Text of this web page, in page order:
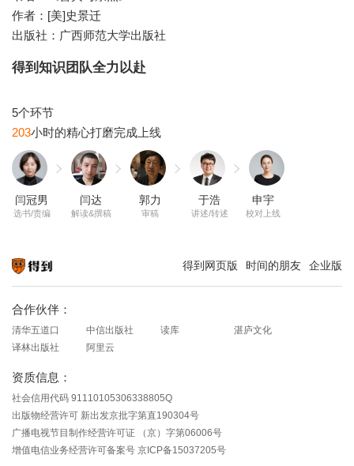
作者：[美]史景迁
出版社：广西师范大学出版社
得到知识团队全力以赴
203
闫冠男
选书/责编
闫达
解读&撰稿
郭力
审稿
于浩
讲述/转述
申宇
校对上线
得到网页版 时间的朋友 企业版
合作伙伴：
清华五道口 中信出版社 读库
湛庐文化
译林出版社
阿里云
资质信息：
社会信用代码 91110105306338805Q
出版物经营许可 新出发京批字第直190304号
广播电视节目制作经营许可证 （京）字第06006号
增值电信业务经营许可备案号 京ICP备15037205号